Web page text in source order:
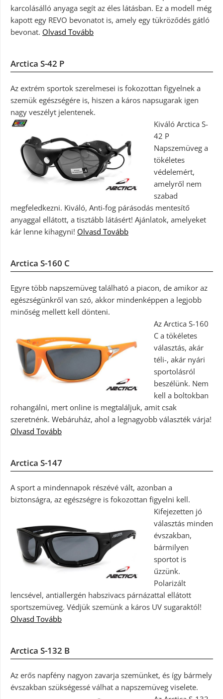
karcolásálló anyaga segít az éles látásban. Ez a modell még
kapott egy REVO bevonatot is, amely egy tükröződés gátló
bevonat. Olvasd Tovább
Arctica S-42 P
Az extrém sportok szerelmesei is fokozottan figyelnek a
szemük egészségére is, hiszen a káros napsugarak igen
nagy veszélyt jelentenek.
Kiváló Arctica S-
42 P
Napszemüveg a
tökéletes
védelemért,
amelyről nem
szabad
megfeledkezni. Kiváló, Anti-fog párásodás mentesítő
anyaggal ellátott, a tisztább látásért! Ajánlatok, amelyeket
kár lenne kihagyni! Olvasd Tovább
Arctica S-160 C
Egyre több napszemüveg található a piacon, de amikor az
egészségünkről van szó, akkor mindenképpen a legjobb
minőség mellett kell dönteni.
Az Arctica S-160
C a tökéletes
választás, akár
téli-, akár nyári
sportolásról
beszélünk. Nem
kell a boltokban
rohangálni, mert online is megtaláljuk, amit csak
szeretnénk. Webáruház, ahol a legnagyobb választék várja!
Olvasd Tovább
Arctica S-147
A sport a mindennapok részévé vált, azonban a
biztonságra, az egészségre is fokozottan figyelni kell.
Kifejezetten jó
választás minden
évszakban,
bármilyen
sportot is
űzzünk.
Polarizált
lencsével, antiallergén habszivacs párnázattal ellátott
sportszemüveg. Védjük szemünk a káros UV sugaraktól!
Olvasd Tovább
Arctica S-132 B
Az erős napfény nagyon zavarja szemünket, és így bármely
évszakban szükségessé válhat a napszemüveg viselete.